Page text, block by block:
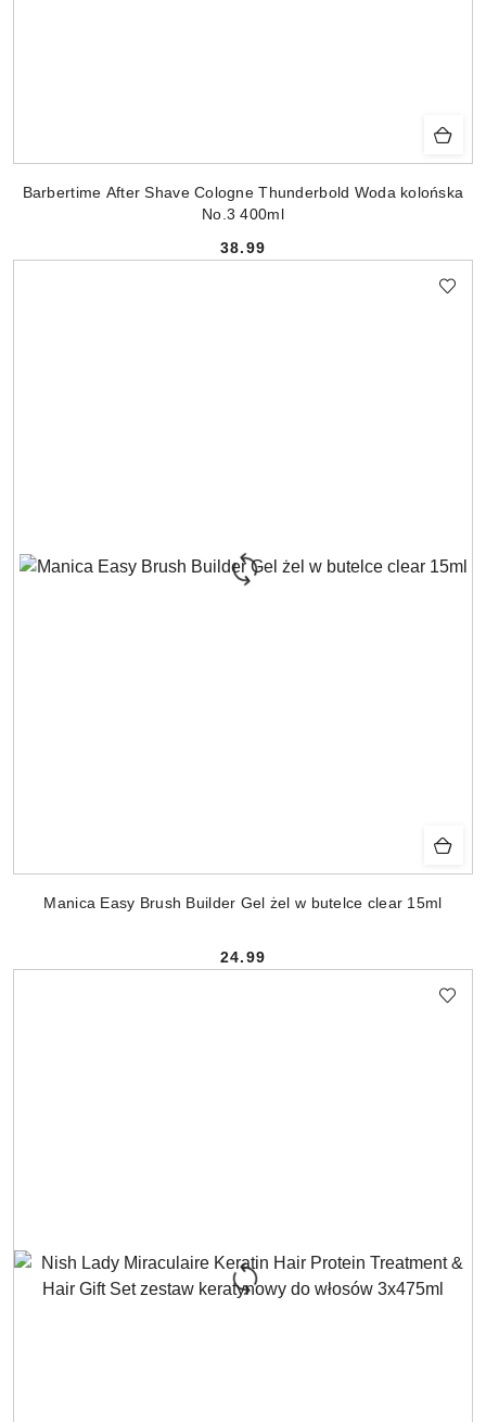
Barbertime After Shave Cologne Thunderbold Woda kolońska
No.3 400ml
Cena:
38.99
Manica Easy Brush Builder Gel żel w butelce clear 15ml
Cena:
24.99